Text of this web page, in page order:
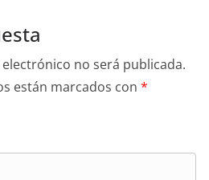
no será publicada.
están marcados con *